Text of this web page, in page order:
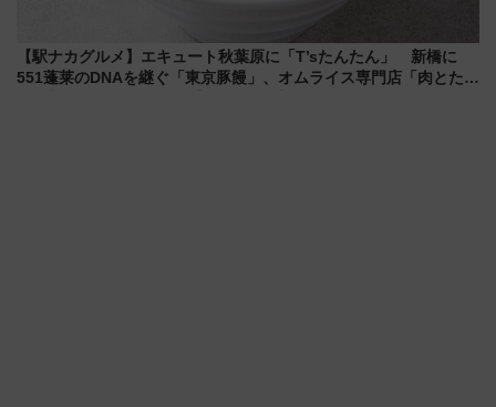
【駅ナカグルメ】エキュート秋葉原に「T’sたんたん」 新橋に
551蓬莱のDNAを継ぐ「東京豚饅」、オムライス専門店「肉とたま